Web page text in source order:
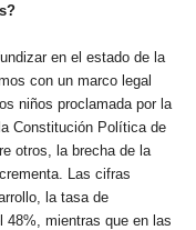
en el estado de la
con un marco legal
niños proclamada por la
Constitución Política de
otros, la brecha de la
Las cifras
la tasa de
48%, mientras que en las